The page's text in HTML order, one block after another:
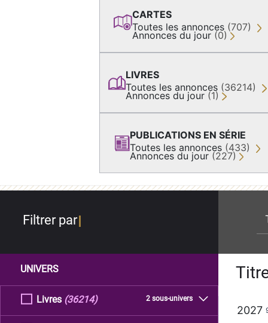
CARTES
Toutes les annonces (707)
Annonces du jour (0)
LIVRES
Toutes les annonces (36214)
Annonces du jour (1)
PUBLICATIONS EN SÉRIE
Toutes les annonces (433)
Annonces du jour (227)
Filtrer par
UNIVERS
Livres 2 sous-univers
(36214)
2027